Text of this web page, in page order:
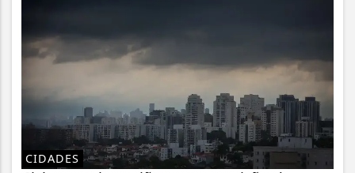
CIDADES